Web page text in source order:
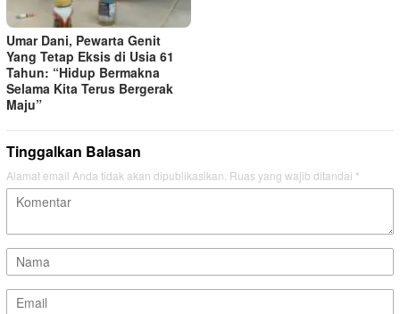
Umar Dani, Pewarta Genit
Yang Tetap Eksis di Usia 61
Tahun: “Hidup Bermakna
Selama Kita Terus Bergerak
Maju”
Tinggalkan Balasan
Alamat email Anda tidak akan dipublikasikan. Ruas yang wajib ditandai *